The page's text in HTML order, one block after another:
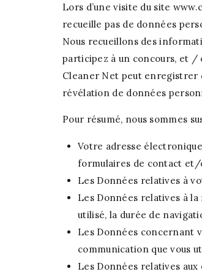
Lors d’une visite du site
recueille pas de données
Nous recueillons des
participez à un concours, et /
Cleaner Net peut enregistrer
révélation de données
Pour résumé, nous sommes
Votre adresse
formulaires de contact
Les Données relatives à
Les Données relatives à
utilisé, la durée de
Les Données concernant
communication que vous
Les Données relatives